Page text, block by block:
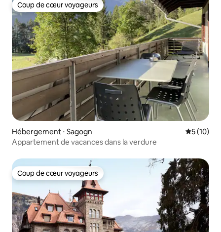
Coup de cœur voyageurs
Coup de cœur voyageurs
Hébergement ⋅ Sagogn
5 (10)
Appartement de vacances dans la verdure
Coup de cœur voyageurs
Coup de cœur voyageurs